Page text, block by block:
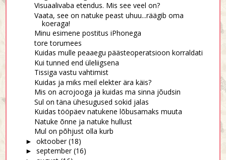
Visuaalivaba etendus. Mis see veel on?
Vaata, see on natuke peast uhuu...räägib oma
koeraga!
Minu esimene postitus iPhonega
tore torumees
Kuidas mulle peaaegu päästeoperatsioon korraldati
Kui tunned end üleliigsena
Tissiga vastu vahtimist
Kuidas ja miks meil elekter ära käis?
Mis on acrojooga ja kuidas ma sinna jõudsin
Sul on täna ühesugused sokid jalas
Kuidas tööpäev natukene lõbusamaks muuta
Natuke õnne ja natuke hullust
Mul on põhjust olla kurb
► oktoober (18)
► september (16)